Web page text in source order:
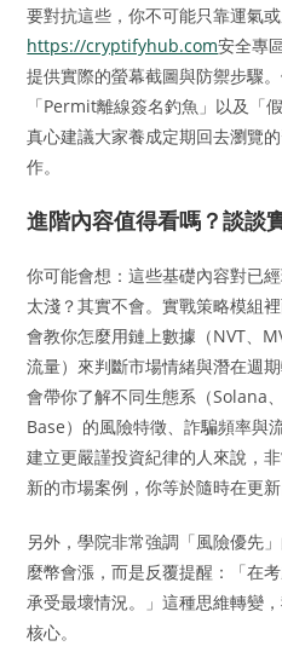
要對抗這些，你不可能只靠運氣
https://cryptifyhub.com安全專
提供實際的螢幕截圖與防禦步驟
「Permit離線簽名釣魚」以及「
真心建議大家養成定期回去瀏覽
作。
進階內容值得看嗎？談談
你可能會想：這些基礎內容對已
太淺？其實不會。實戰策略模組
會教你怎麼用鏈上數據（NVT、
流量）來判斷市場情緒與潛在週
會帶你了解不同生態系（Solana
Base）的風險特徵、詐騙頻率與
建立更嚴謹投資紀律的人來說，
新的市場案例，你等於隨時在更新
另外，學院非常強調「風險優先
麼幣會漲，而是反覆提醒：「在
承受最壞情況。」這種思維轉變
核心。